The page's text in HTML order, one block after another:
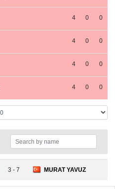
4 0 0
4 0 0
4 0 0
4 0 0
3 - 7 MURAT YAVUZ